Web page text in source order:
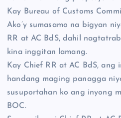
Kay Bureau of Customs
Ako’y sumasamo na bigyan
RR at AC BdS, dahil
kina inggitan lamang.
Kay Chief RR at AC BdS, ang
handang maging panagga
susuportahan ko ang inyong
BOC.